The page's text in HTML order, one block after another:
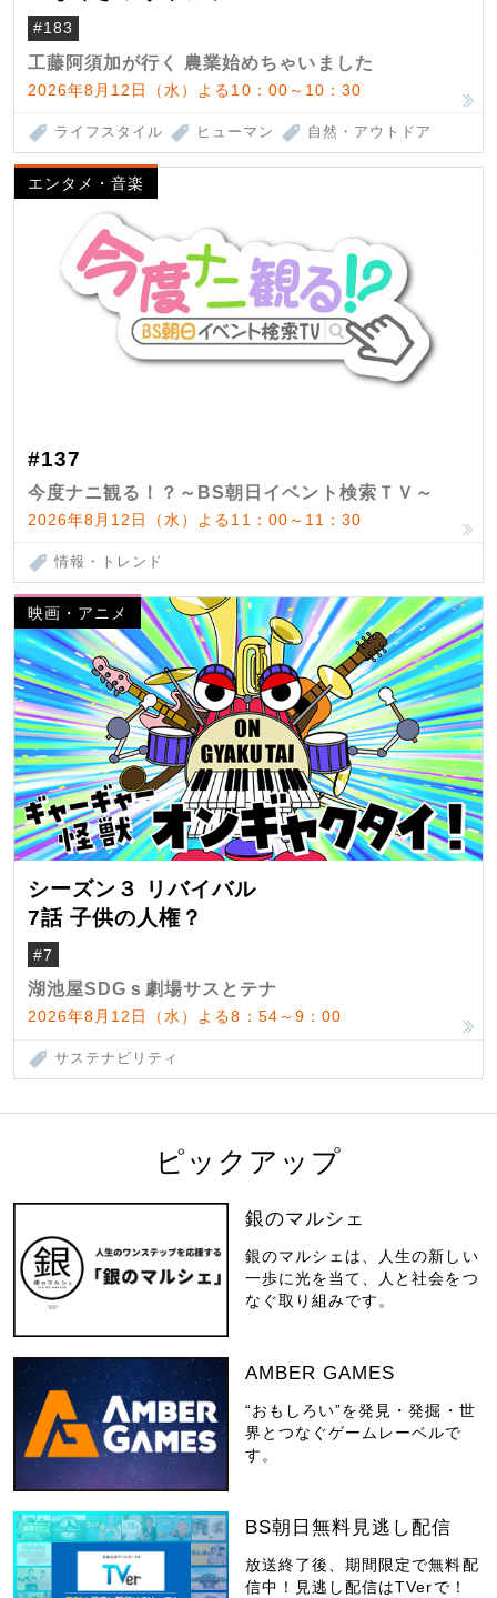
#183
工藤阿須加が行く 農業始めちゃいました
2026年8月12日（水）よる10：00～10：30
ライフスタイル ヒューマン 自然・アウトドア
エンタメ・音楽
#137
今度ナニ観る！？～BS朝日イベント検索ＴＶ～
2026年8月12日（水）よる11：00～11：30
情報・トレンド
映画・アニメ
シーズン３ リバイバル
7話 子供の人権？
#7
湖池屋SDGｓ劇場サスとテナ
2026年8月12日（水）よる8：54～9：00
サステナビリティ
ピックアップ
銀のマルシェ
銀のマルシェは、人生の新しい
一歩に光を当て、人と社会をつ
なぐ取り組みです。
AMBER GAMES
“おもしろい”を発見・発掘・世
界とつなぐゲームレーベルで
す。
BS朝日無料見逃し配信
放送終了後、期間限定で無料配
信中！見逃し配信はTVerで！